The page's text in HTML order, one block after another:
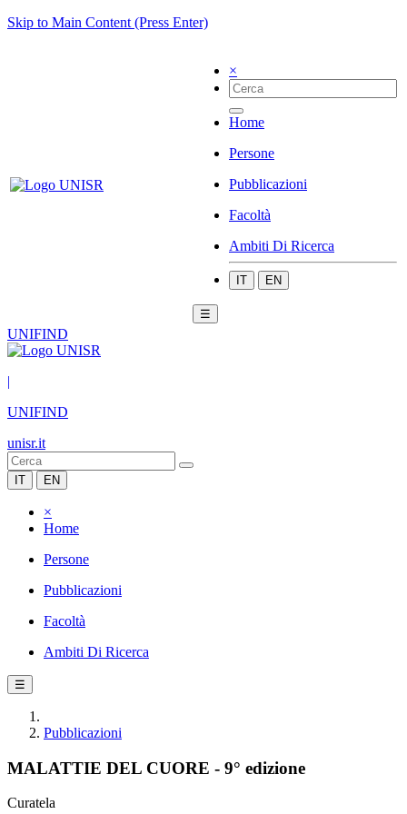
Skip to Main Content (Press Enter)
×
Home
Persone
Pubblicazioni
Facoltà
Ambiti Di Ricerca
IT EN
☰
UNIFIND
|
UNIFIND
unisr.it
IT EN
×
Home
Persone
Pubblicazioni
Facoltà
Ambiti Di Ricerca
☰
Pubblicazioni
MALATTIE DEL CUORE - 9° edizione
Curatela